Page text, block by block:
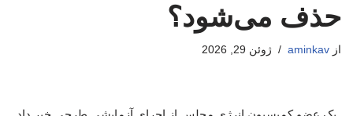
حذف می‌شود؟
از aminkav ژوئن 29, 2026